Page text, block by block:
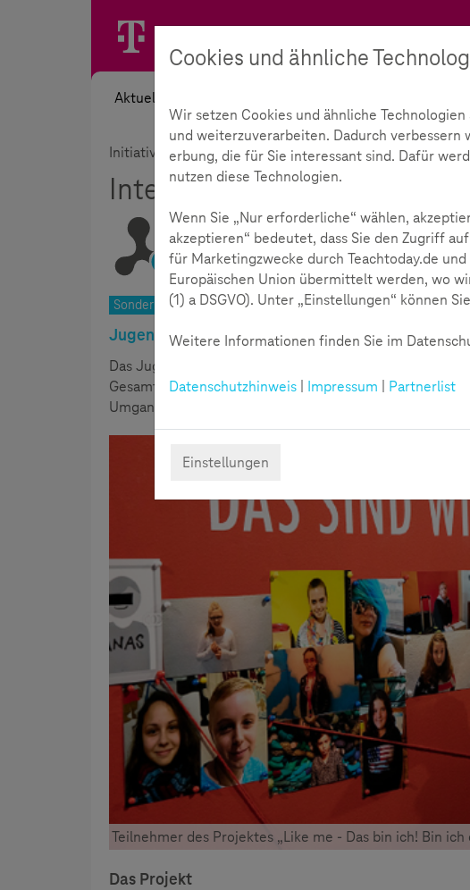
Aktuelles
Initiative Rückblick Wettbewerb Unsere
Interkulturelles Kunstprojekt
Lesezeit:4Minuten
Sonderpreis: „Like me - Das bin ich! Bin ich das?“
Jugendamt Dortmund
Das Jugendamt in Dortmund hat mit Schülerinnen und
Gesamtschule Scharnhorst ein interkulturelles
Umgang mit digitalen Medien kreativ förderte.
Teilnehmer des Projektes „Like me - Das bin ich! Bin ich
Das Projekt
Cookies und ähnliche
Wir setzen Cookies und ähnliche
und weiterzuverarbeiten. Dadurch verbessern
erbung, die für Sie interessant sind. Dafür
nutzen diese Technologien.
Wenn Sie „Nur erforderliche“ wählen,
akzeptieren“ bedeutet, dass Sie den Zugriff
für Marketingzwecke durch Teachtoday.de
Europäischen Union übermittelt werden, wo
(1) a DSGVO). Unter „Einstellungen“ können
Weitere Informationen finden Sie im
Datenschutzhinweis Impressum Partnerlist
Einstellungen